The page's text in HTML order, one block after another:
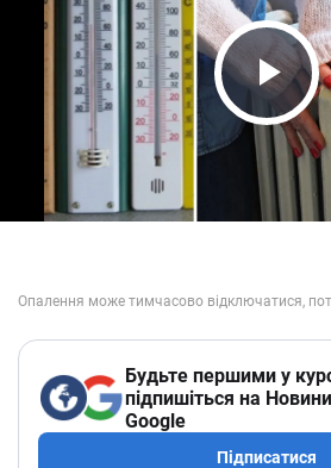
Play
Будьте першими у
підпишіться на
Google
Підписатися